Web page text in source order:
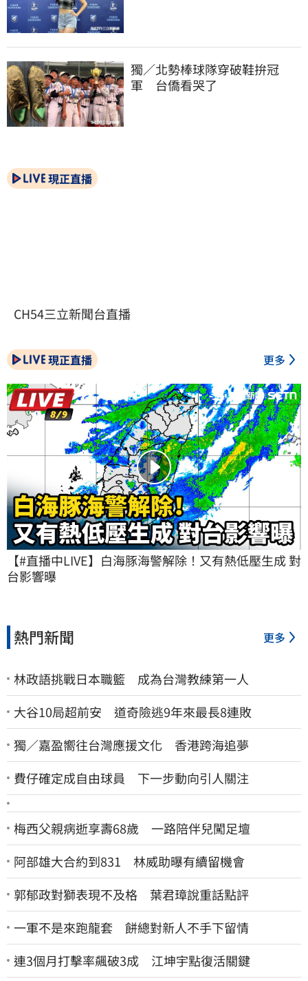
獨／北勢棒球隊穿破鞋拚冠
軍　台僑看哭了
現正直播
CH54三立新聞台直播
現正直播 更多
【#直播中LIVE】白海豚海警解除！又有熱低壓生成 對
台影響曝
熱門新聞 更多
林政語挑戰日本職籃 成為台灣教練第一人
大谷10局超前安 道奇險逃9年來最長8連敗
獨／嘉盈嚮往台灣應援文化 香港跨海追夢
費仔確定成自由球員 下一步動向引人關注
梅西父親病逝享壽68歲 一路陪伴兒闖足壇
阿部雄大合約到831 林威助曝有續留機會
郭郁政對獅表現不及格 葉君璋說重話點評
一軍不是來跑龍套 餅總對新人不手下留情
連3個月打擊率飆破3成 江坤宇點復活關鍵